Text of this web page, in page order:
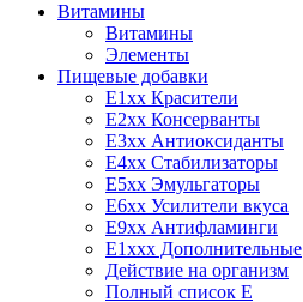
Витамины
Витамины
Элементы
Пищевые добавки
E1xx Красители
E2xx Консерванты
E3xx Антиоксиданты
E4xx Стабилизаторы
E5xx Эмульгаторы
E6xx Усилители вкуса
E9xx Антифламинги
E1xxx Дополнительные
Действие на организм
Полный список E